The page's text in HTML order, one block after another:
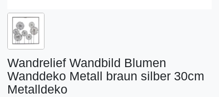
Wandrelief Wandbild Blumen
Wanddeko Metall braun silber 30cm
Metalldeko